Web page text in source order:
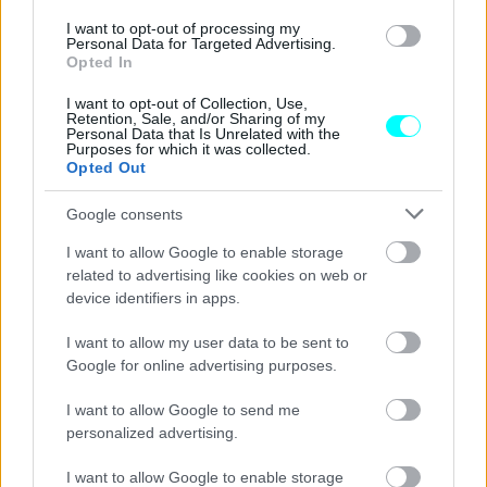
I want to opt-out of processing my
Personal Data for Targeted Advertising.
Opted In
I want to opt-out of Collection, Use,
Retention, Sale, and/or Sharing of my
Personal Data that Is Unrelated with the
Purposes for which it was collected.
Opted Out
Google consents
I want to allow Google to enable storage
related to advertising like cookies on web or
device identifiers in apps.
I want to allow my user data to be sent to
Google for online advertising purposes.
I want to allow Google to send me
personalized advertising.
I want to allow Google to enable storage
αυξηθούν, μαζί με τις επεκτάσεις που πραγματοποιούνται
αι θα αποφέρουν «καρπούς» το 2023, από τα
44.000 τ.μ.
Η νέα επένδυση της Bosch
εκατ. ευρώ έρχεται να προστεθεί στις επενδύσεις
άνω των 400 εκατ. ευρώ
γερμανικός κολοσσός τον περασμένο Οκτώβριο, για τον
ίδιο λόγο τόσο στο Reutlingen όσο και στο εργοστάσιο
Δείτε επίσης